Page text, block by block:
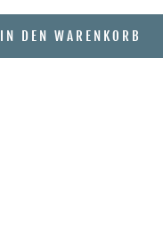
IN DEN WARENKORB